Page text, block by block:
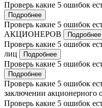
Проверь какие 5 ошибок
Подробнее
Проверь какие 5 ошибок
АКЦИОНЕРОВ
Подробнее
Проверь какие 5 ошибок
лиц
Подробнее
Проверь какие 5 ошибок
Подробнее
Проверь какие 5 ошибок
заключении акционерного
Проверь какие 5 ошибок